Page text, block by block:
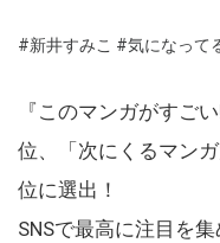
#新井すみこ #気になって
『このマンガがすご
位、「次にくるマン
位に選出！
SNSで最高に注目を